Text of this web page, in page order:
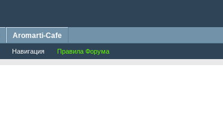
Навигация Правила Форума
Aromarti-Cafe